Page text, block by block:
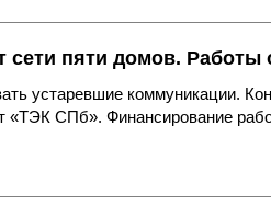
сети пяти домов. Работы
устаревшие коммуникации.
«ТЭК СПб». Финансирование